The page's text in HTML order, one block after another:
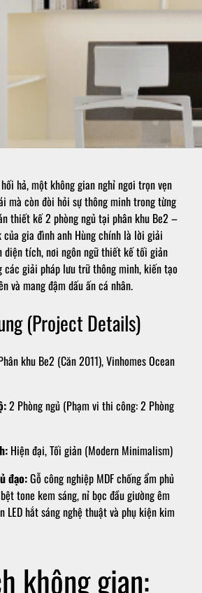
hả, một không gian nghỉ ngơi trọn vẹn
mà còn đòi hỏi sự thông minh trong từng
thiết kế 2 phòng ngủ tại phân khu Be2 –
của gia đình anh Hùng chính là lời giải
diện tích, nơi ngôn ngữ thiết kế tối giản
giải pháp lưu trữ thông minh, kiến tạo
và mang đậm dấu ấn cá nhân.
(Project Details)
khu Be2 (Căn 2011), Vinhomes Ocean
2 Phòng ngủ (Phạm vi thi công: 2 Phòng
Hiện đại, Tối giản (Modern Minimalism)
đạo:Gỗ công nghiệp MDF chống ẩm phủ
tone kem sáng, nỉ bọc đầu giường êm
LED hắt sáng nghệ thuật và phụ kiện kim
không gian: